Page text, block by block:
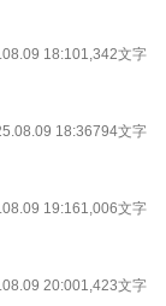
を追加し、
います。
い！ https://www.alph
18:101,342文字
18:36794文字
19:161,006文字
20:001,423文字